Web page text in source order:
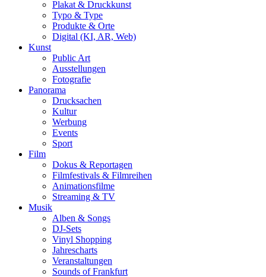
Plakat & Druckkunst
Typo & Type
Produkte & Orte
Digital (KI, AR, Web)
Kunst
Public Art
Ausstellungen
Fotografie
Panorama
Drucksachen
Kultur
Werbung
Events
Sport
Film
Dokus & Reportagen
Filmfestivals & Filmreihen
Animationsfilme
Streaming & TV
Musik
Alben & Songs
DJ-Sets
Vinyl Shopping
Jahrescharts
Veranstaltungen
Sounds of Frankfurt